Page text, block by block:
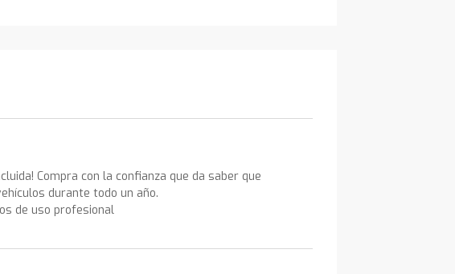
Compra con la confianza que da saber que
durante todo un año.
de uso profesional